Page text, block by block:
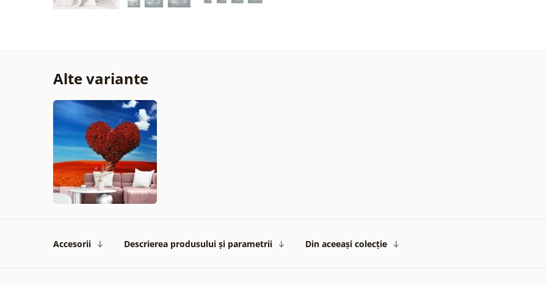
Alte variante
Accesorii Descrierea produsului și parametrii Din aceeași colecție